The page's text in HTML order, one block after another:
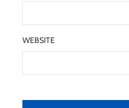
WEBSITE